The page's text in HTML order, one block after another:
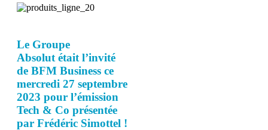
Le Groupe
Absolut était l’invité
de BFM Business ce
mercredi 27 septembre
2023 pour l’émission
Tech & Co présentée
par Frédéric Simottel !